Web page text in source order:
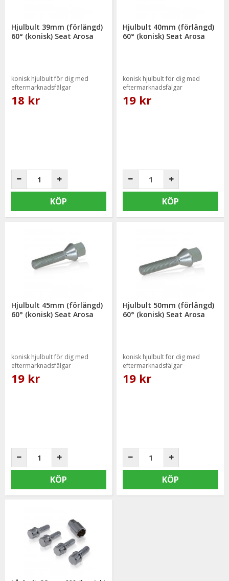
Hjulbult 39mm (förlängd)
60° (konisk) Seat Arosa
konisk hjulbult för dig med
eftermarknadsfälgar
18 kr
KÖP
Hjulbult 40mm (förlängd)
60° (konisk) Seat Arosa
konisk hjulbult för dig med
eftermarknadsfälgar
19 kr
KÖP
Hjulbult 45mm (förlängd)
60° (konisk) Seat Arosa
konisk hjulbult för dig med
eftermarknadsfälgar
19 kr
KÖP
Hjulbult 50mm (förlängd)
60° (konisk) Seat Arosa
konisk hjulbult för dig med
eftermarknadsfälgar
19 kr
KÖP